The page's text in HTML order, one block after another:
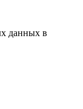
данных в